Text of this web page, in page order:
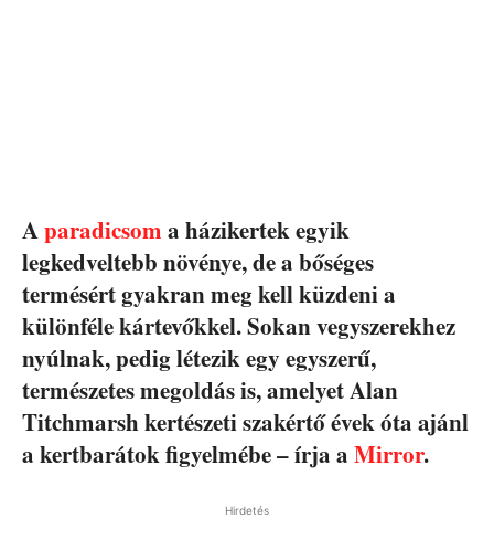
Aparadicsom a házikertek egyik
legkedveltebb növénye, de a bőséges
termésért gyakran meg kell küzdeni a
különféle kártevőkkel. Sokan vegyszerekhez
nyúlnak, pedig létezik egy egyszerű,
természetes megoldás is, amelyet Alan
Titchmarsh kertészeti szakértő évek óta ajánl
a kertbarátok figyelmébe – írja a Mirror.
Hirdetés